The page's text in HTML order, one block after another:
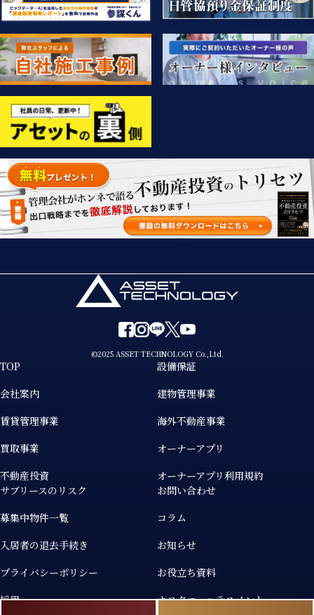
©2025 ASSET TECHNOLOGY Co.,Ltd.
TOP
会社案内
賃貸管理事業
買取事業
不動産投資
設備保証
建物管理事業
海外不動産事業
オーナーアプリ
オーナーアプリ利用規約
サブリースのリスク
募集中物件一覧
入居者の退去手続き
プライバシーポリシー
採用
お問い合わせ
コラム
お知らせ
お役立ち資料
カスタマーハラスメント